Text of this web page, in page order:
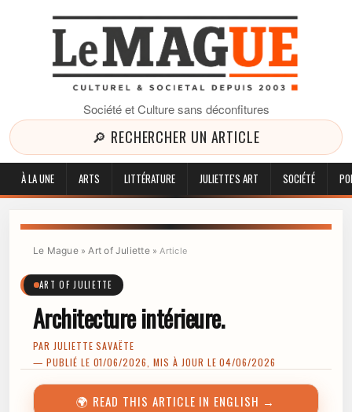
Société et Culture sans déconfitures
🔎 RECHERCHER UN ARTICLE
À LA UNE ARTS LITTÉRATURE JULIETTE'S ART SOCIÉTÉ
Le Mague»Art of Juliette »Article
ART OF JULIETTE
Architecture intérieure.
PAR JULIETTE SAVAËTE
— PUBLIÉ LE 01/06/2026, MIS À JOUR LE 04/06/2026
🌍 READ THIS ARTICLE IN ENGLISH →